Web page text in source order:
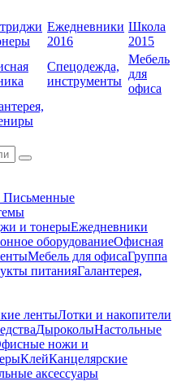
Ежедневники
2016
Школа
2015
Спецодежда,
инструменты
Мебель
для
офиса
Письменные
и тонерыЕжедневники
оборудованиеОфисная
Мебель для офисаГруппа
питанияГалантерея,
лентыЛотки и накопители
ДыроколыНастольные
ножи и
КлейКанцелярские
аксессуары